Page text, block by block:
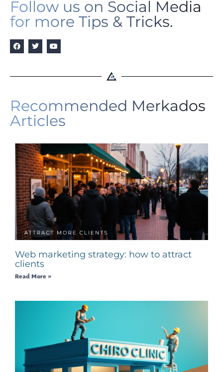
Follow us on Social Media
for more Tips & Tricks.
Recommended Merkados
Articles
Web marketing strategy: how to attract
clients
Read More »